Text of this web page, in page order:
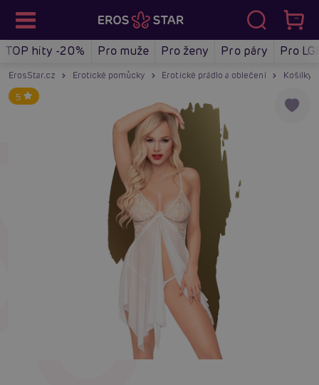
TOP hity -20% Pro muže Pro ženy Pro páry Pro
ErosStar.cz Erotické pomůcky Erotické prádlo a oblečení Košilky
5